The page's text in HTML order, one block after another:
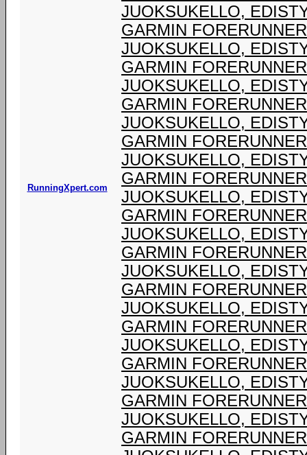
RunningXpert.com
JUOKSUKELLO,
GARMIN
JUOKSUKELLO,
GARMIN
JUOKSUKELLO,
GARMIN
JUOKSUKELLO,
GARMIN
JUOKSUKELLO,
GARMIN
JUOKSUKELLO,
GARMIN
JUOKSUKELLO,
GARMIN
JUOKSUKELLO,
GARMIN
JUOKSUKELLO,
GARMIN
JUOKSUKELLO,
GARMIN
JUOKSUKELLO,
GARMIN
JUOKSUKELLO,
GARMIN